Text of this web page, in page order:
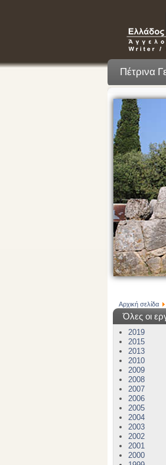
Πέτρινα
Αρχική σελίδα
Όλες οι
2019
2015
2013
2010
2009
2008
2007
2006
2005
2004
2003
2002
2001
2000